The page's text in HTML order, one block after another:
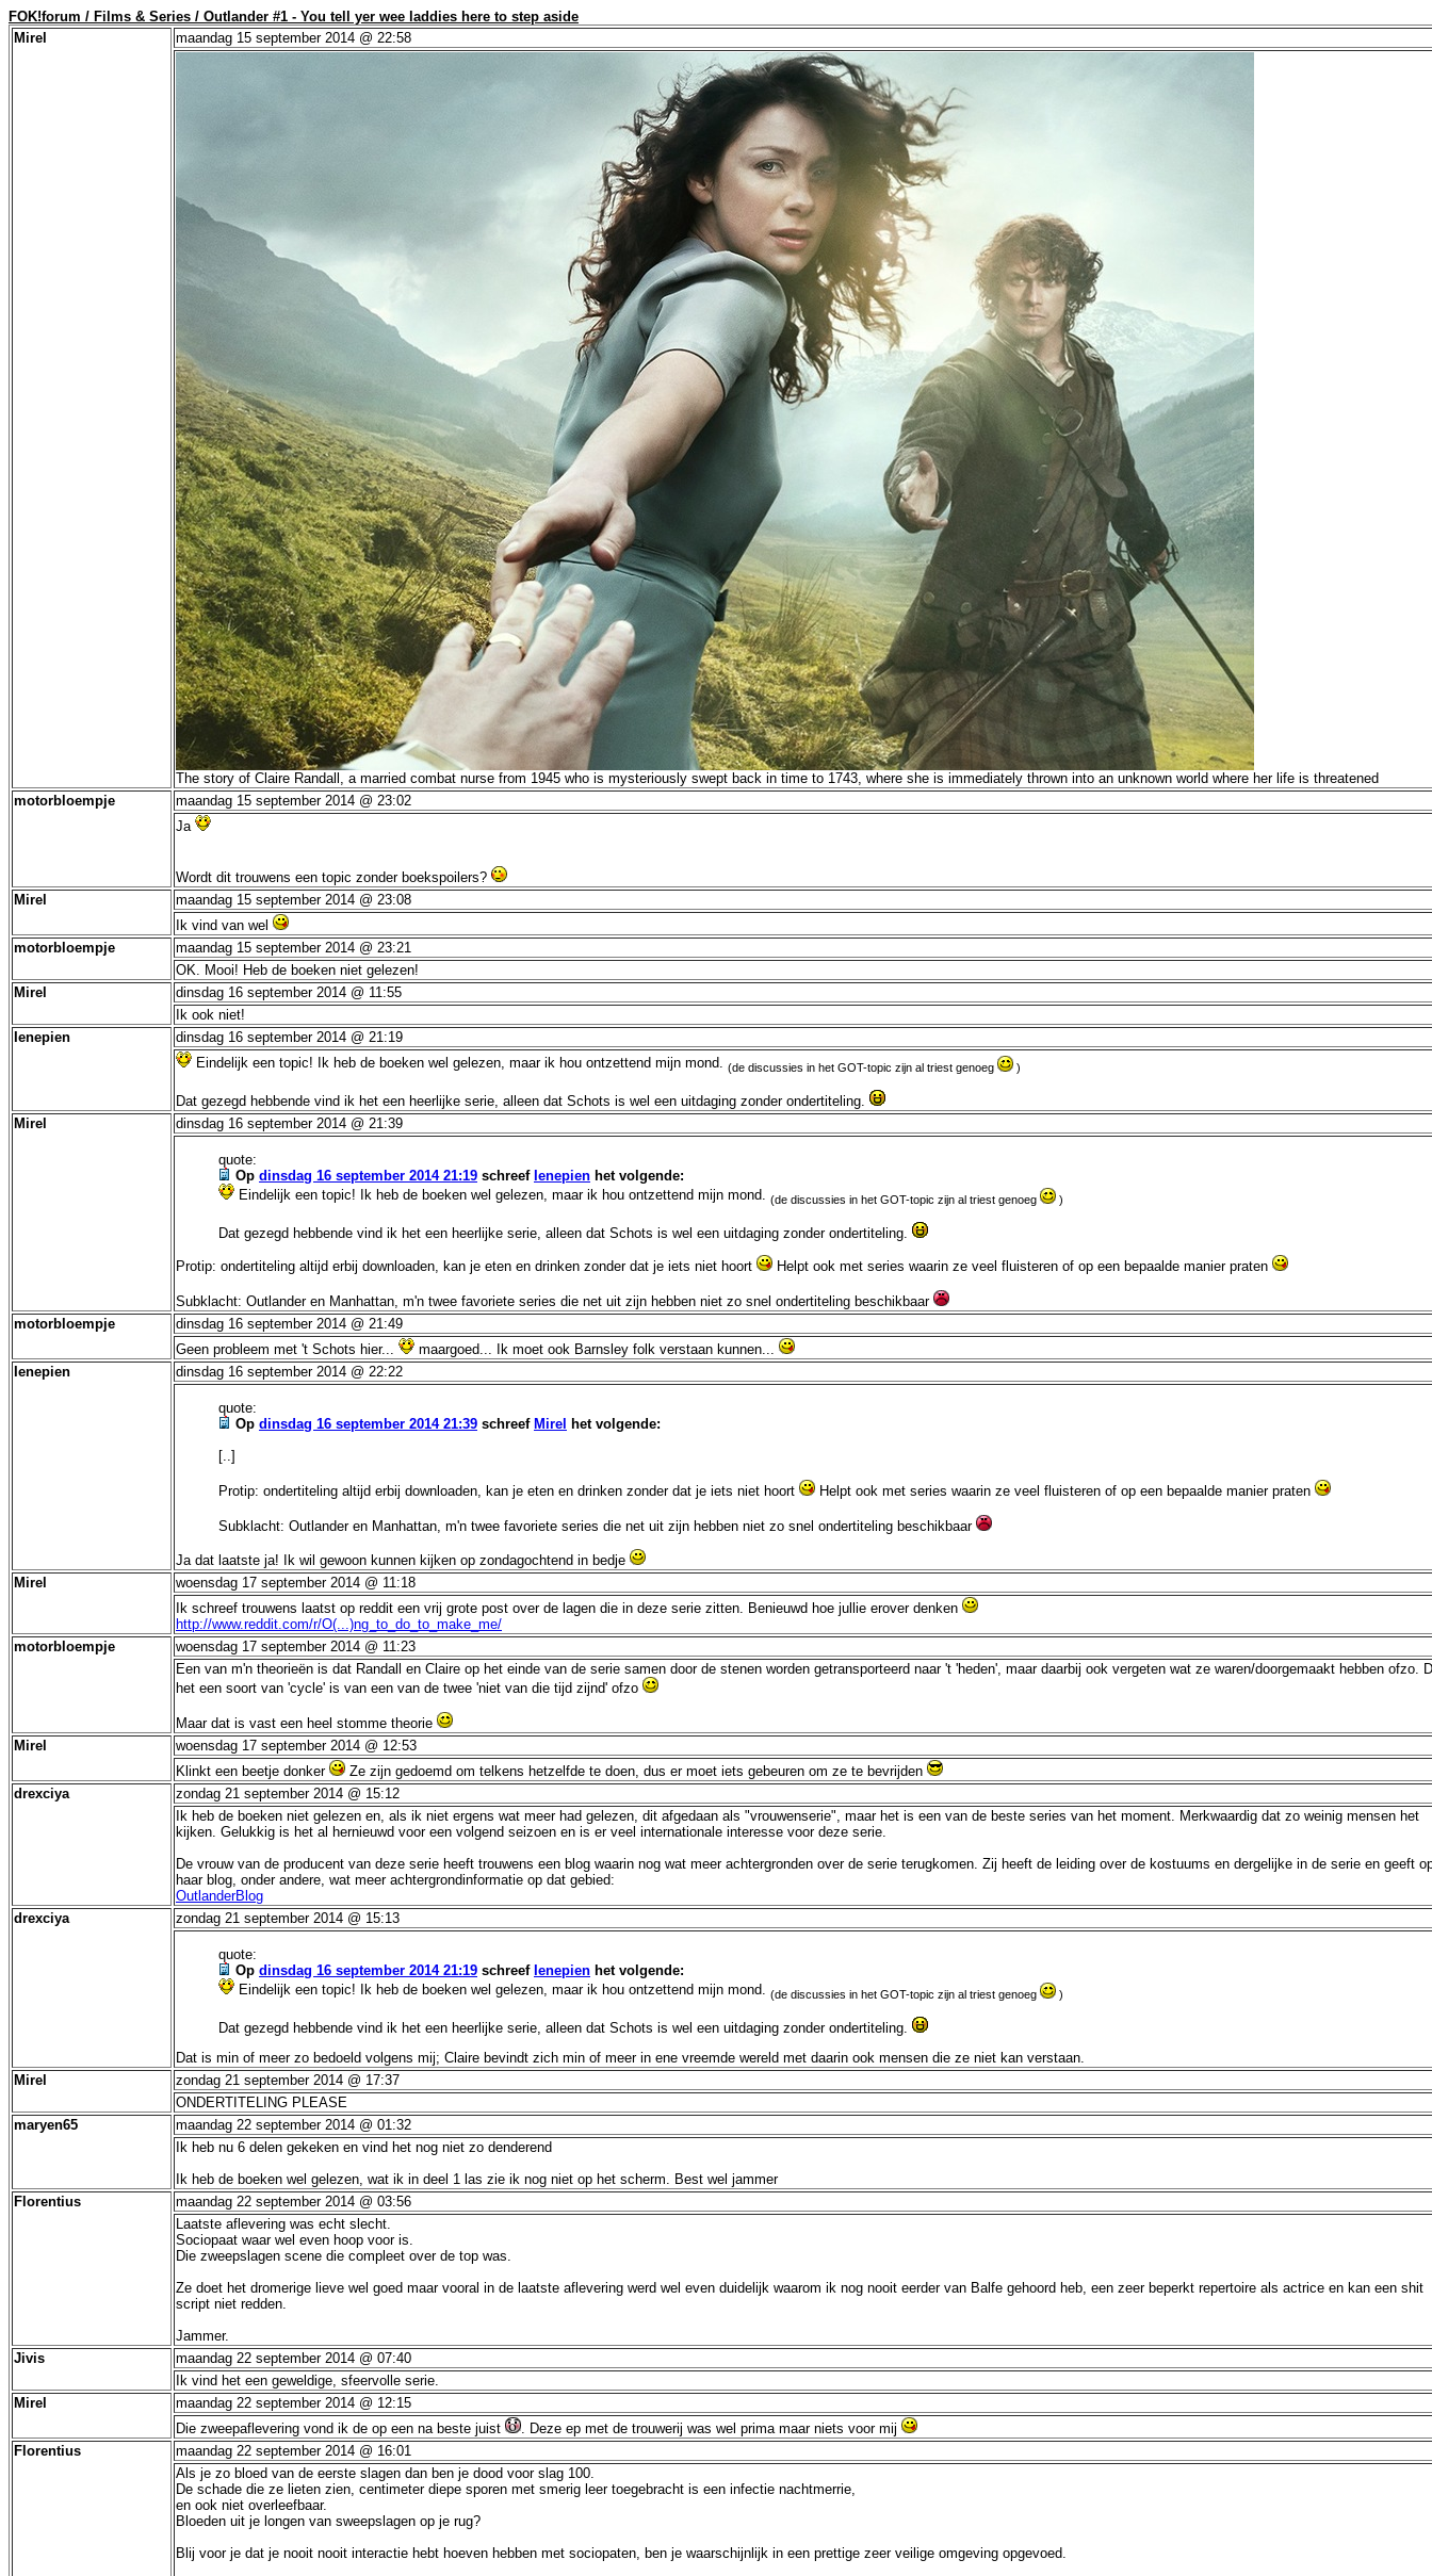
FOK!forum / Films & Series / Outlander #1 - You tell yer wee laddies here to step aside
Mirel
maandag 15 september 2014 @ 22:58
The story of Claire Randall, a married combat nurse from 1945 who is mysteriously swept back in time to 1743, where she is immediately thrown into an unknown world where her life is threatened
motorbloempje
maandag 15 september 2014 @ 23:02
Ja
Wordt dit trouwens een topic zonder boekspoilers?
Mirel
maandag 15 september 2014 @ 23:08
Ik vind van wel
motorbloempje
maandag 15 september 2014 @ 23:21
OK. Mooi! Heb de boeken niet gelezen!
Mirel
dinsdag 16 september 2014 @ 11:55
Ik ook niet!
Ienepien
dinsdag 16 september 2014 @ 21:19
Eindelijk een topic! Ik heb de boeken wel gelezen, maar ik hou ontzettend mijn mond. (de discussies in het GOT-topic zijn al triest genoeg )
Dat gezegd hebbende vind ik het een heerlijke serie, alleen dat Schots is wel een uitdaging zonder ondertiteling.
Mirel
dinsdag 16 september 2014 @ 21:39
quote:
Op dinsdag 16 september 2014 21:19 schreef Ienepien het volgende:
Eindelijk een topic! Ik heb de boeken wel gelezen, maar ik hou ontzettend mijn mond. (de discussies in het GOT-topic zijn al triest genoeg )
Dat gezegd hebbende vind ik het een heerlijke serie, alleen dat Schots is wel een uitdaging zonder ondertiteling.
Protip: ondertiteling altijd erbij downloaden, kan je eten en drinken zonder dat je iets niet hoort Helpt ook met series waarin ze veel fluisteren of op een bepaalde manier praten
Subklacht: Outlander en Manhattan, m'n twee favoriete series die net uit zijn hebben niet zo snel ondertiteling beschikbaar
motorbloempje
dinsdag 16 september 2014 @ 21:49
Geen probleem met 't Schots hier...
maargoed... Ik moet ook Barnsley folk verstaan kunnen...
Ienepien
dinsdag 16 september 2014 @ 22:22
quote:
Op dinsdag 16 september 2014 21:39 schreef Mirel
het volgende:
[..]
Protip: ondertiteling altijd erbij downloaden, kan je eten en drinken zonder dat je iets niet hoort Helpt ook met series waarin ze veel fluisteren of op een bepaalde manier praten
Subklacht: Outlander en Manhattan, m'n twee favoriete series die net uit zijn hebben niet zo snel ondertiteling beschikbaar
Ja dat laatste ja! Ik wil gewoon kunnen kijken op zondagochtend in bedje
Mirel
woensdag 17 september 2014 @ 11:18
Ik schreef trouwens laatst op reddit een vrij grote post over de lagen die in deze serie zitten. Benieuwd hoe jullie erover denken
http://www.reddit.com/r/O(...)ng_to_do_to_make_me/
motorbloempje
woensdag 17 september 2014 @ 11:23
Een van m'n theorieën is dat Randall en Claire op het einde van de serie samen door de stenen worden getransporteerd naar 't 'heden', maar daarbij ook vergeten wat ze waren/doorgemaakt hebben ofzo.
het een soort van 'cycle' is van een van de twee 'niet van die tijd zijnd' ofzo
Maar dat is vast een heel stomme theorie
Mirel
woensdag 17 september 2014 @ 12:53
Klinkt een beetje donker
Ze zijn gedoemd om telkens hetzelfde te doen, dus er moet iets gebeuren om ze te bevrijden
drexciya
zondag 21 september 2014 @ 15:12
Ik heb de boeken niet gelezen en, als ik niet ergens wat meer had gelezen, dit afgedaan als "vrouwenserie", maar het is een van de beste series van het moment. Merkwaardig dat zo weinig mensen het
kijken. Gelukkig is het al hernieuwd voor een volgend seizoen en is er veel internationale interesse voor deze serie.
De vrouw van de producent van deze serie heeft trouwens een blog waarin nog wat meer achtergronden over de serie terugkomen. Zij heeft de leiding over de kostuums en dergelijke in de serie en geeft
haar blog, onder andere, wat meer achtergrondinformatie op dat gebied:
OutlanderBlog
drexciya
zondag 21 september 2014 @ 15:13
quote:
Op dinsdag 16 september 2014 21:19 schreef Ienepien het volgende:
Eindelijk een topic! Ik heb de boeken wel gelezen, maar ik hou ontzettend mijn mond. (de discussies in het GOT-topic zijn al triest genoeg )
Dat gezegd hebbende vind ik het een heerlijke serie, alleen dat Schots is wel een uitdaging zonder ondertiteling.
Dat is min of meer zo bedoeld volgens mij; Claire bevindt zich min of meer in ene vreemde wereld met daarin ook mensen die ze niet kan verstaan.
Mirel
zondag 21 september 2014 @ 17:37
ONDERTITELING PLEASE
maryen65
maandag 22 september 2014 @ 01:32
Ik heb nu 6 delen gekeken en vind het nog niet zo denderend
Ik heb de boeken wel gelezen, wat ik in deel 1 las zie ik nog niet op het scherm. Best wel jammer
Florentius
maandag 22 september 2014 @ 03:56
Laatste aflevering was echt slecht.
Sociopaat waar wel even hoop voor is.
Die zweepslagen scene die compleet over de top was.
Ze doet het dromerige lieve wel goed maar vooral in de laatste aflevering werd wel even duidelijk waarom ik nog nooit eerder van Balfe gehoord heb, een zeer beperkt repertoire als actrice en kan een shit
script niet redden.
Jammer.
Jivis
maandag 22 september 2014 @ 07:40
Ik vind het een geweldige, sfeervolle serie.
Mirel
maandag 22 september 2014 @ 12:15
Die zweepaflevering vond ik de op een na beste juist
. Deze ep met de trouwerij was wel prima maar niets voor mij
Florentius
maandag 22 september 2014 @ 16:01
Als je zo bloed van de eerste slagen dan ben je dood voor slag 100.
De schade die ze lieten zien, centimeter diepe sporen met smerig leer toegebracht is een infectie nachtmerrie,
en ook niet overleefbaar.
Bloeden uit je longen van sweepslagen op je rug?
Blij voor je dat je nooit nooit interactie hebt hoeven hebben met sociopaten, ben je waarschijnlijk in een prettige zeer veilige omgeving opgevoed.